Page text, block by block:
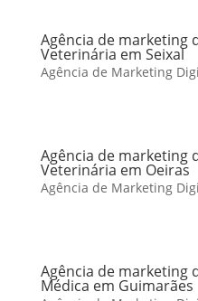
Agência de marketing
Veterinária em Seixal
Agência de Marketing
Agência de marketing
Veterinária em Oeiras
Agência de Marketing
Agência de marketing
Médica em Guimarães